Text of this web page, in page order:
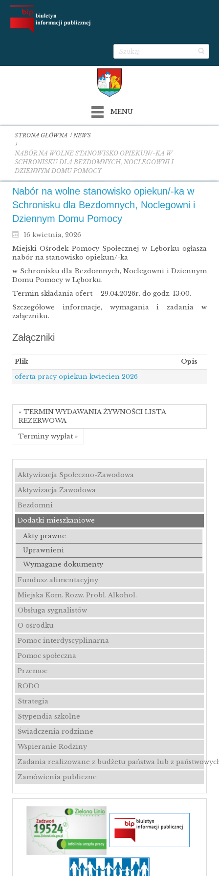
MENU
STRONA GŁÓWNA NEWS
NABÓR NA WOLNE STANOWISKO OPIEKUN/-KA W
SCHRONISKU DLA BEZDOMNYCH, NOCLEGOWNI I
DZIENNYM DOMU POMOCY
Nabór na wolne stanowisko opiekun/-ka w
Schronisku dla Bezdomnych, Noclegowni i
Dziennym Domu Pomocy
16 kwietnia, 2026
Miejski Ośrodek Pomocy Społecznej w Lęborku ogłasza
nabór na stanowisko opiekun/-ka
w Schronisku dla Bezdomnych, Noclegowni i Dziennym
Domu Pomocy w Lęborku.
Termin składania ofert – 29.04.2026r. do godz. 13:00.
Szczegółowe informacje, wymagania i zadania w
załączniku.
Załączniki
Plik
Opis
oferta pracy opiekun kwiecien 2026
« TERMIN WYDAWANIA ŻYWNOŚCI LISTA
REZERWOWA
Terminy wypłat »
Aktywizacja Społeczno-Zawodowa
Aktywizacja Zawodowa
Bezdomni
Dodatki mieszkaniowe
Akty prawne
Uprawnieni
Wymagane dokumenty
Fundusz alimentacyjny
Miejska Kom. Rozw. Probl. Alkohol.
Obsługa sygnalistów
O ośrodku
Pomoc interdyscyplinarna
Pomoc społeczna
Przemoc
RODO
Strategia
Stypendia szkolne
Świadczenia rodzinne
Wspieranie Rodziny
Zadania realizowane z budżetu państwa lub z
Zamówienia publiczne